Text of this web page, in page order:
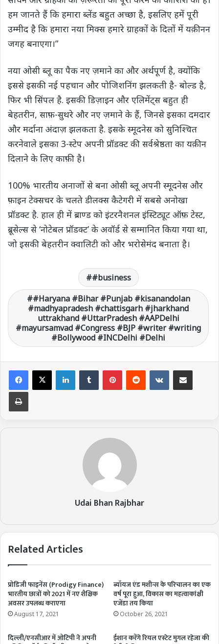
हम जानते हैं कि हमारा ब्लेंड बहुत अच्छा है, इसलिए हमें पूरी
उम्मीद है कि हमारा नया मिक्स हमारे ग्राहकों के दिलों में यक़ीनन
जगह बनाएगा।”
नया ओसी ब्लू का पैक नए ज़माने का और अर्थपूर्ण है, क्योंकि
इससे इसकी नई पहचान और पोजिशनिंग झलकती है- बोल्ड है,
फिर भी सिंपल है. इसकी डिज़ाइन और एलिमेंट्स बहुत ही
बेहतरीन, साफ़-सुथरे और नए ज़माने के हैं, जिनसे इसका दमदार
और मर्दाना अंदाज़ झलकता है. इसके स्मूदनेस को सुनिश्चित
करनेवाले इसका 3-स्टेप अपनी प्रॉडक्ट की सर्वश्रेष्ठता का यक़ीन
दिलाने के लिए काफ़ी है।
100% भारतीय अनाजों से बना ओसी ब्लू अपनी स्मूदनेस और
फ़ाइन टेक्सचर के चलते डीलक्स कैटेगरी में सबसे अनोखा
प्रॉडक्ट है. हाल ही में ब्राण्ड को इंटरनैशनल इंस्टिट्यूट ऑफ़ टेस्ट,
ब्रूसेल्स से ‘नोटेबल प्रॉडक्ट’ के अवॉर्ड से सम्मानित किया गया था,
जो इसकी बेहतरीन क्वालिटी को और भरोसेमंद बनाता है।
#business
#Haryana #Bihar #Punjab #kisanandolan
#madhyapradesh #chattisgarh #jharkhand
uttrakhand #UttarPradesh #AAPDelhi
#mayursamvad #Congress #BJP #writer #writing
#Bollywood #INCDelhi #Delhi
LinkedIn VKontakte
Udai Bhan Rajbhar
Related Articles
प्रोडिजी फाइनेंस (Prodigy Finance)
भारतीय छात्रों को 2021 में नए शैक्षिक
अवसर उपलब्ध कराएगा
August 17, 2021
ब्यॉयज एंड मशीन्स के परिचालन का एक
वर्ष पूरा हुआ, विकास का महत्वाकांक्षी
एजेंडा तय किया
October 26, 2021
दिल्ली/एनसीआर में ओटिपी ने अपनी
ईशान करेंगे रियल एस्टेट मुगल रहेजा की